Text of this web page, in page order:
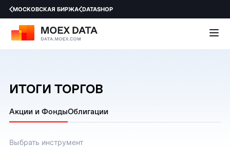
МОСКОВСКАЯ БИРЖА DATASHOP
ИТОГИ ТОРГОВ
Акции и ФондыОблигации
Выбрать инструмент